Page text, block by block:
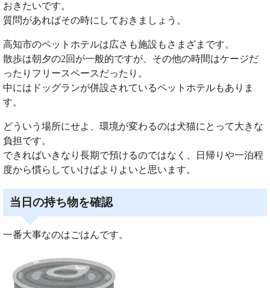
おきたいです。
質問があればその時にしておきましょう。
高知市のペットホテルは広さも施設もさまざまです。
散歩は朝夕の2回が一般的ですが、その他の時間はケージだ
ったりフリースペースだったり。
中にはドッグランが併設されているペットホテルもありま
す。
どういう場所にせよ、環境が変わるのは犬猫にとって大きな
負担です。
できればいきなり長期で預けるのではなく、日帰りや一泊程
度から慣らしていけばよりよいと思います。
当日の持ち物を確認
一番大事なのはごはんです。